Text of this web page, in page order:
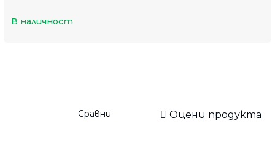
В наличност
Сравни Оцени продукта